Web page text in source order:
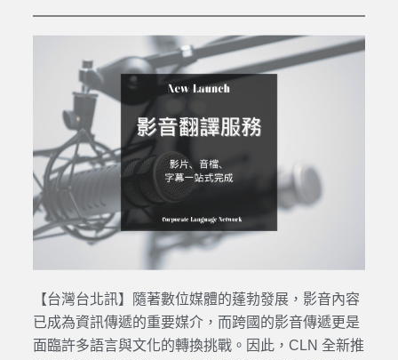
【台灣台北訊】隨著數位媒體的蓬勃發展，影音內容
已成為資訊傳遞的重要媒介，而跨國的影音傳遞更是
面臨許多語言與文化的轉換挑戰。因此，CLN 全新推